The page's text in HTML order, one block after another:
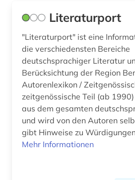
ausländer (1)
ausländerrecht (5)
ausländisches kulturgut (1)
ausschreibung (4)
aussenpolitik (1)
aussprache (1)
Literaturport
"Literaturport" ist eine
die verschiedensten Bereiche
deutschsprachiger Literatur
Berücksichtung der Region
Autorenlexikon /
zeitgenössische Teil (ab
aus dem gesamten
und wird von den Autoren
gibt Hinweise zu
Mehr Informationen